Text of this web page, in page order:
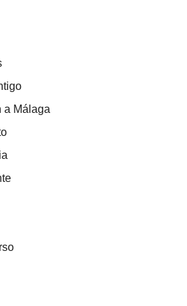
a Málaga